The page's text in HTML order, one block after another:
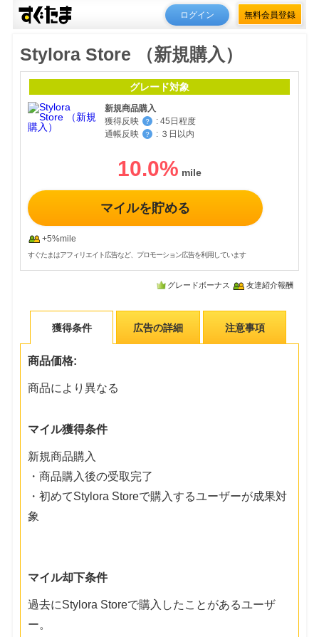
ログイン 無料会員登録
Stylora Store （新規購入）
グレード対象
新規商品購入
獲得反映
？ : 45日程度
通帳反映
？ : ３日以内
10.0%
マイルを貯める
+5%mile
すぐたまはアフィリエイト広告など、プロモーション広告を利用しています
グレードボーナス 友達紹介報酬
獲得条件 広告の詳細 注意事項
商品価格:
商品により異なる
マイル獲得条件
新規商品購入
・商品購入後の受取完了
・初めてStylora Storeで購入するユーザーが成果対
象
マイル却下条件
過去にStylora Storeで購入したことがあるユーザ
ー。